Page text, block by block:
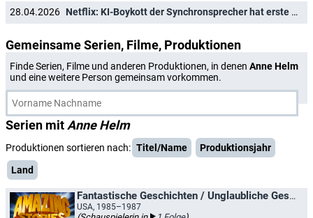
28.04.2026 Netflix: KI-Boykott der Synchronsprecher hat erste Auswirkungen auf Serienhit
Gemeinsame Serien, Filme, Produktionen
Finde Serien, Filme und anderen Produktionen, in denen Anne Helm
und eine weitere Person gemeinsam vorkommen.
Serien mit Anne Helm
Produktionen sortieren nach: Titel/Name
Produktionsjahr
Land
Fantastische Geschichten / Unglaubliche Geschichten
USA, 1985–1987